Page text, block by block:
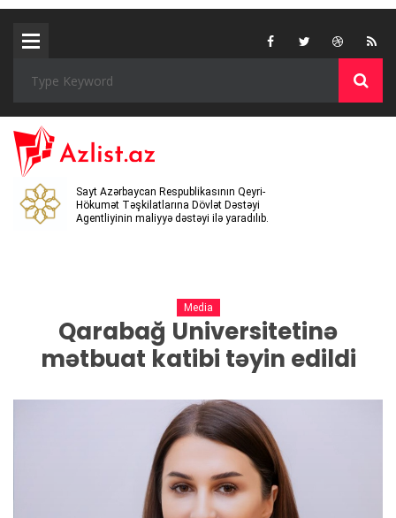
Sayt Azərbaycan Respublikasının Qeyri-
Hökumət Təşkilatlarına Dövlət Dəstəyi
Agentliyinin maliyyə dəstəyi ilə yaradılıb.
Media
Qarabağ Universitetinə
mətbuat katibi təyin edildi